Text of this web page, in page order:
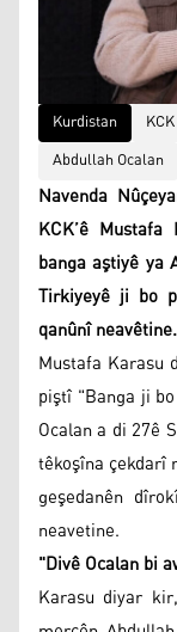
Kurdistan KCK
Abdullah Ocalan
Navenda
KCK’ê
banga aştiyê ya
Tirkiyeyê ji bo
qanûnî neavêtine.
Mustafa Karasu
piştî "Banga ji
Ocalan a di 27ê
têkoşîna çekdarî
geşedanên
neavetine.
"Divê Ocalan bi
Karasu diyar